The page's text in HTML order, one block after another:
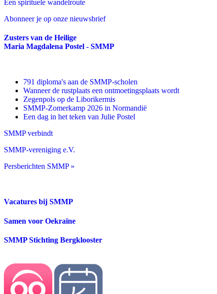
Een spirituele wandelroute
Abonneer je op onze nieuwsbrief
Zusters van de Heilige
Maria Magdalena Postel - SMMP
791 diploma's aan de SMMP-scholen
Wanneer de rustplaats een ontmoetingsplaats wordt
Zegenpols op de Liborikermis
SMMP-Zomerkamp 2026 in Normandië
Een dag in het teken van Julie Postel
SMMP verbindt
SMMP-vereniging e.V.
Persberichten SMMP »
Vacatures bij SMMP
Samen voor Oekraïne
SMMP Stichting Bergklooster